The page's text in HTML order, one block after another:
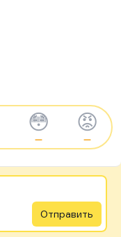
😳
—
😡
—
Отправить